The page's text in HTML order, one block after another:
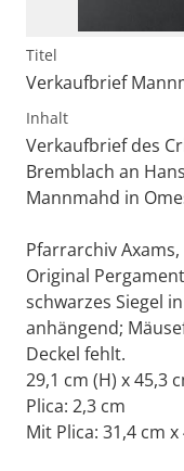
Titel
Verkaufbrief
Inhalt
Verkaufbrief des
Bremblach an
Mannmahd in
Pfarrarchiv Axams,
Original
schwarzes Siegel
anhängend;
Deckel fehlt.
29,1 cm (H) x 45,3
Plica: 2,3 cm
Mit Plica: 31,4 cm x